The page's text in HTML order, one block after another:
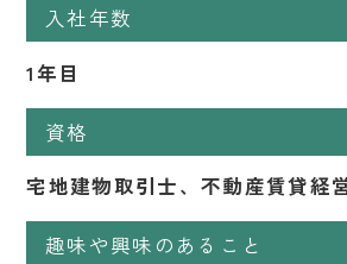
入社年数
1年目
資格
宅地建物取引士、不動産賃貸経
趣味や興味のあること